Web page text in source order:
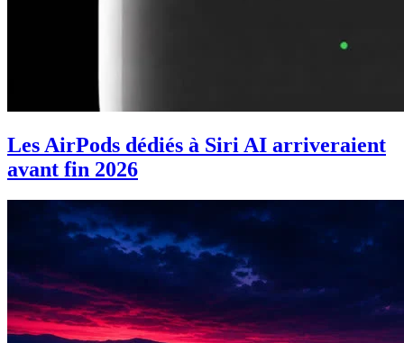
Les AirPods dédiés à Siri AI arriveraient
avant fin 2026